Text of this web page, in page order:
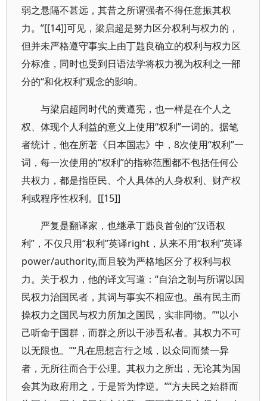
弱之悬隔不甚远，其昔之所谓强者不得任意振其权
力。”[[14]]可见，梁启超是努力区分权利与权力的，
但并未严格遵守事实上由丁韪良确立的权利与权力区
分标准，同时也受到日语法学将权力视为权利之一部
分的“和化权利”观念的影响。
与梁启超同时代的黄遵宪，也一样是在个人之
权、体现个人利益的意义上使用“权利”一词的。据笔
者统计，他在所著《日本国志》中，8次使用“权利”一
词，每一次使用的“权利”的指称范围都不包括任何公
共权力，都是指臣民、个人具体的人身权利、财产权
利或程序性权利。[[15]]
严复是翻译家，也继承丁韪良首创的“汉语权
利”，不仅只用“权利”英译right，从来不用“权利”英译
power/authority,而且较为严格地区分了权利与权
力。关于权力，他的译文写道：“自治之制与所谓以国
民权力治国民者，其词与事实不相应也。虽有民主而
操权力之国民与权力所加之国民，实非同物。”“以小
己听命于国群，而群之所以干涉吾私者。其权力不可
以无限也。”“凡在思想言行之域，以众同而禁一异
者，无所往而合于公理。其权力之所出，无论其为国
会其为政府用之，于是皆为悖逆。”“方夫民之始群而